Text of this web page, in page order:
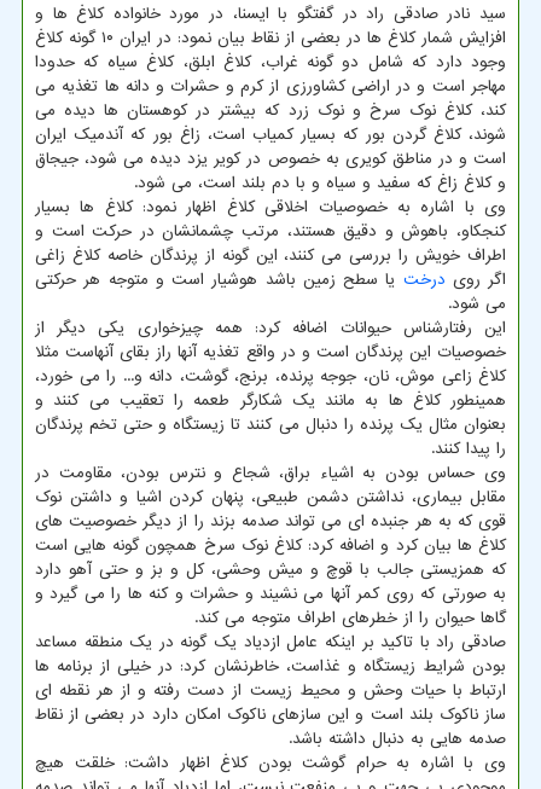
سید نادر صادقی راد در گفتگو با ایسنا، در مورد خانواده کلاغ ها و
افزایش شمار کلاغ ها در بعضی از نقاط بیان نمود: در ایران ۱۰ گونه کلاغ
وجود دارد که شامل دو گونه غراب، کلاغ ابلق، کلاغ سیاه که حدودا
مهاجر است و در اراضی کشاورزی از کرم و حشرات و دانه ها تغذیه می
کند، کلاغ نوک سرخ و نوک زرد که بیشتر در کوهستان ها دیده می
شوند، کلاغ گردن بور که بسیار کمیاب است، زاغ بور که آندمیک ایران
است و در مناطق کویری به خصوص در کویر یزد دیده می شود، جیجاق
و کلاغ زاغ که سفید و سیاه و با دم بلند است، می شود.
وی با اشاره به خصوصیات اخلاقی کلاغ اظهار نمود: کلاغ ها بسیار
کنجکاو، باهوش و دقیق هستند، مرتب چشمانشان در حرکت است و
اطراف خویش را بررسی می کنند، این گونه از پرندگان خاصه کلاغ زاغی
اگر روی درخت یا سطح زمین باشد هوشیار است و متوجه هر حرکتی
می شود.
این رفتارشناس حیوانات اضافه کرد: همه چیزخواری یکی دیگر از
خصوصیات این پرندگان است و در واقع تغذیه آنها راز بقای آنهاست مثلا
کلاغ زاعی موش، نان، جوجه پرنده، برنج، گوشت، دانه و... را می خورد،
همینطور کلاغ ها به مانند یک شکارگر طعمه را تعقیب می کنند و
بعنوان مثال یک پرنده را دنبال می کنند تا زیستگاه و حتی تخم پرندگان
را پیدا کنند.
وی حساس بودن به اشیاء براق، شجاع و نترس بودن، مقاومت در
مقابل بیماری، نداشتن دشمن طبیعی، پنهان کردن اشیا و داشتن نوک
قوی که به هر جنبده ای می تواند صدمه بزند را از دیگر خصوصیت های
کلاغ ها بیان کرد و اضافه کرد: کلاغ نوک سرخ همچون گونه هایی است
که همزیستی جالب با قوچ و میش وحشی، کل و بز و حتی آهو دارد
به صورتی که روی کمر آنها می نشیند و حشرات و کنه ها را می گیرد و
گاها حیوان را از خطرهای اطراف متوجه می کند.
صادقی راد با تاکید بر اینکه عامل ازدیاد یک گونه در یک منطقه مساعد
بودن شرایط زیستگاه و غذاست، خاطرنشان کرد: در خیلی از برنامه ها
ارتباط با حیات وحش و محیط زیست از دست رفته و از هر نقطه ای
ساز ناکوک بلند است و این سازهای ناکوک امکان دارد در بعضی از نقاط
صدمه هایی به دنبال داشته باشد.
وی با اشاره به حرام گوشت بودن کلاغ اظهار داشت: خلقت هیچ